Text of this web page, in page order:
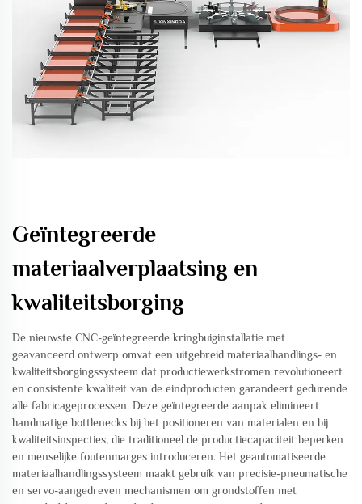
Geïntegreerde
materiaalverplaatsing en
kwaliteitsborging
De nieuwste CNC-geïntegreerde kringbuiginstallatie met
geavanceerd ontwerp omvat een uitgebreid materiaalhandlings- en
kwaliteitsborgingssysteem dat productiewerkstromen revolutioneert
en consistente kwaliteit van de eindproducten garandeert gedurende
alle fabricageprocessen. Deze geïntegreerde aanpak elimineert
handmatige bottlenecks bij het positioneren van materialen en bij
kwaliteitsinspecties, die traditioneel de productiecapaciteit beperken
en menselijke foutenmarges introduceren. Het geautomatiseerde
materiaalhandlingssysteem maakt gebruik van precisie-pneumatische
en servo-aangedreven mechanismen om grondstoffen met